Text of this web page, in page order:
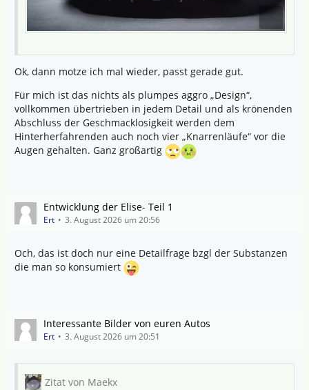
Ok, dann motze ich mal wieder, passt gerade gut.
Für mich ist das nichts als plumpes aggro „Design“,
vollkommen übertrieben in jedem Detail und als krönenden
Abschluss der Geschmacklosigkeit werden dem
Hinterherfahrenden auch noch vier „Knarrenläufe“ vor die
Augen gehalten. Ganz großartig
Entwicklung der Elise- Teil 1
Ert 3. August 2026 um 20:56
Och, das ist doch nur eine Detailfrage bzgl der Substanzen
die man so konsumiert
Interessante Bilder von euren Autos
Ert 3. August 2026 um 20:51
Zitat von Maekx